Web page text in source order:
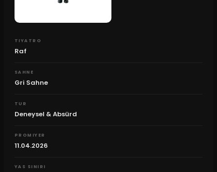
TIYATRO
Raf
SAHNE
Gri Sahne
TUR
Deneysel & Absürd
PROMIYER
11.04.2026
YAS SINIRI